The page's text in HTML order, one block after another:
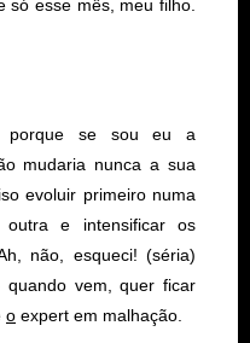
só esse mês, meu filho.
porque se sou eu a
mudaria nunca a sua
evoluir primeiro numa
e intensificar os
não, esqueci! (séria)
vem, quer ficar
o expert em malhação.